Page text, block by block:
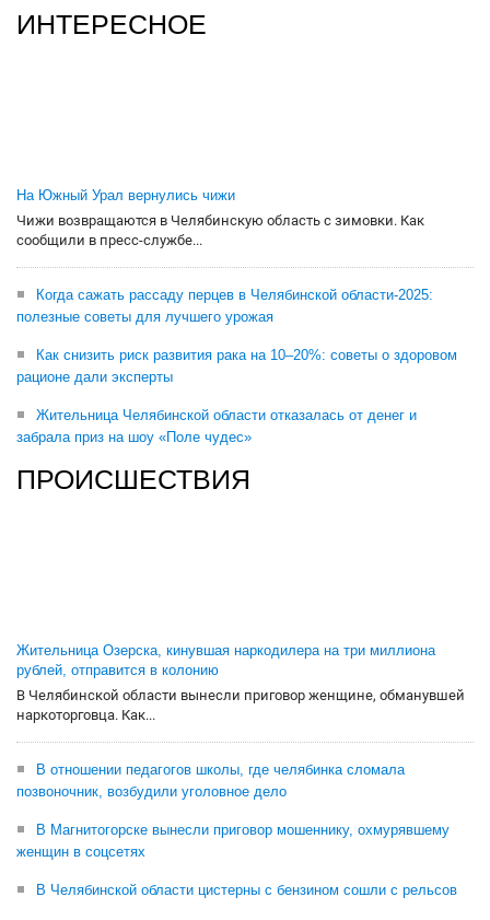
ИНТЕРЕСНОЕ
На Южный Урал вернулись чижи
Чижи возвращаются в Челябинскую область с зимовки. Как
сообщили в пресс-службе...
Когда сажать рассаду перцев в Челябинской области-2025:
полезные советы для лучшего урожая
Как снизить риск развития рака на 10–20%: советы о здоровом
рационе дали эксперты
Жительница Челябинской области отказалась от денег и
забрала приз на шоу «Поле чудес»
ПРОИСШЕСТВИЯ
Жительница Озерска, кинувшая наркодилера на три миллиона
рублей, отправится в колонию
В Челябинской области вынесли приговор женщине, обманувшей
наркоторговца. Как...
В отношении педагогов школы, где челябинка сломала
позвоночник, возбудили уголовное дело
В Магнитогорске вынесли приговор мошеннику, охмурявшему
женщин в соцсетях
В Челябинской области цистерны с бензином сошли с рельсов